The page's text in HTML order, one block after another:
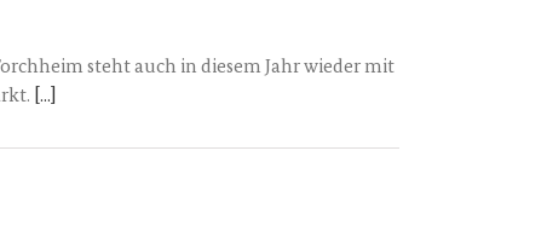
steht auch in diesem Jahr wieder mit
[...]